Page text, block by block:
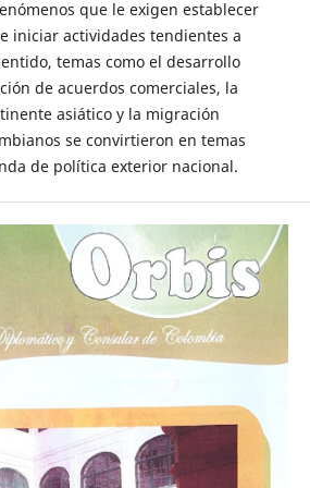
que le exigen establecer
iniciar actividades tendientes a
temas como el desarrollo
de acuerdos comerciales, la
asiático y la migración
se convirtieron en temas
de política exterior nacional.